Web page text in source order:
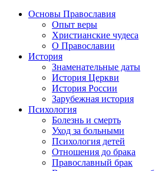
Основы Православия
Опыт веры
Христианские чудеса
О Православии
История
Знаменательные даты
История Церкви
История России
Зарубежная история
Психология
Болезнь и смерть
Уход за больными
Психология детей
Отношения до брака
Православный брак